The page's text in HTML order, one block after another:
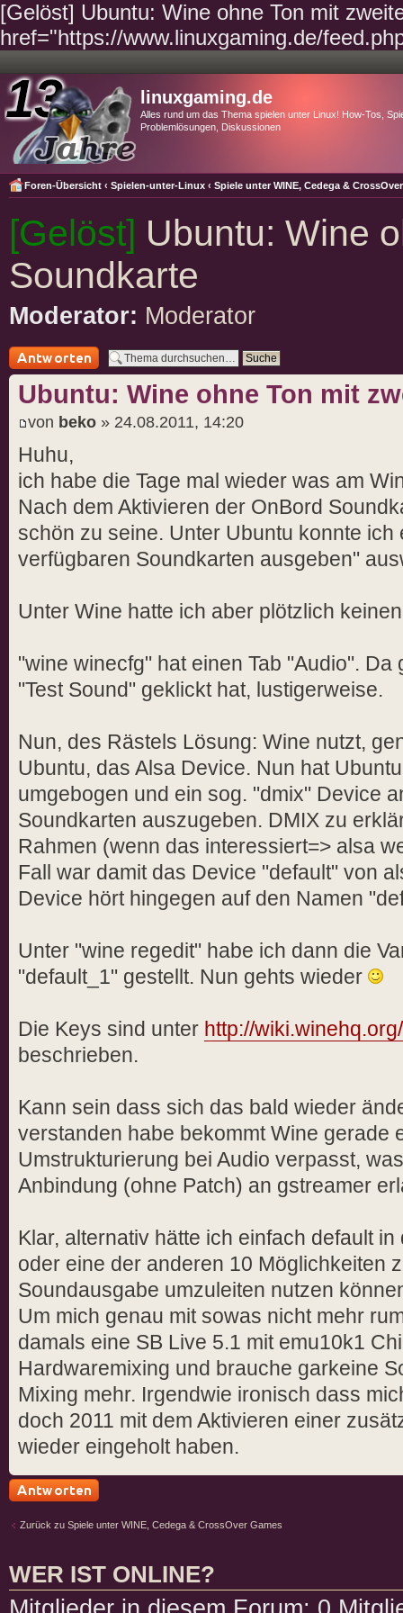
[Gelöst] Ubuntu: Wine ohne Ton mit
href="https://www.linuxgaming.de/
linuxgaming.de
Alles rund um das Thema spielen unter Linux! How-Tos,
Problemlösungen, Diskussionen
Foren-Übersicht ‹ Spielen-unter-Linux ‹ Spiele unter WINE, Cedega &
[Gelöst] Ubuntu: Wine
Soundkarte
Moderator: Moderator
Antwort schreiben
Ubuntu: Wine ohne Ton mit
von beko » 24.08.2011, 14:20
Huhu,
ich habe die Tage mal wieder was am
Nach dem Aktivieren der OnBord
schön zu seine. Unter Ubuntu konnte ich
verfügbaren Soundkarten ausgeben"
Unter Wine hatte ich aber plötzlich
"wine winecfg" hat einen Tab "Audio". Da
"Test Sound" geklickt hat, lustigerweise.
Nun, des Rästels Lösung: Wine nutzt,
Ubuntu, das Alsa Device. Nun hat
umgebogen und ein sog. "dmix" Device
Soundkarten auszugeben. DMIX zu
Rahmen (wenn das interessiert=> alsa
Fall war damit das Device "default" von
Device hört hingegen auf den Namen
Unter "wine regedit" habe ich dann die
"default_1" gestellt. Nun gehts wieder
Die Keys sind unter http://
beschrieben.
Kann sein dass sich das bald wieder
verstanden habe bekommt Wine gerade
Umstrukturierung bei Audio verpasst,
Anbindung (ohne Patch) an gstreamer
Klar, alternativ hätte ich einfach default
oder eine der anderen 10 Möglichkeiten
Soundausgabe umzuleiten nutzen
Um mich genau mit sowas nicht mehr
damals eine SB Live 5.1 mit emu10k1
Hardwaremixing und brauche garkeine
Mixing mehr. Irgendwie ironisch dass
doch 2011 mit dem Aktivieren einer
wieder eingeholt haben.
Zurück zu Spiele unter WINE, Cedega & CrossOver Games
WER IST ONLINE?